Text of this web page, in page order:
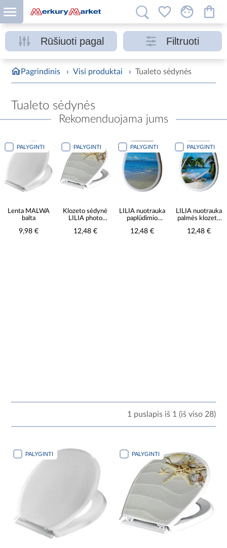
Rūšiuoti pagal Filtruoti
Pagrindinis › Visi produktai › Tualeto sėdynės
Tualeto sėdynės
Rekomenduojama jums
PALYGINTI
Lenta MALWA
balta
9,98 €
PALYGINTI
Klozeto sėdynė
LILIA photo
12,48 €
PALYGINTI
LILIA nuotrauka
paplūdimio
12,48 €
PALYGINTI
LILIA nuotrauka
palmės klozeto
12,48 €
1 puslapis iš 1 (iš viso 28)
PALYGINTI PALYGINTI